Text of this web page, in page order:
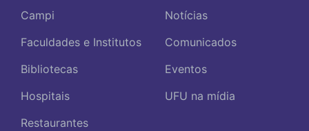
Campi
Faculdades e Institutos
Bibliotecas
Hospitais
Restaurantes
Notícias
Comunicados
Eventos
UFU na mídia